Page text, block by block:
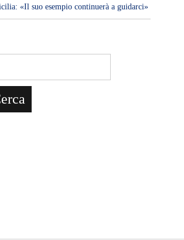
«Il suo esempio continuerà a guidarci»